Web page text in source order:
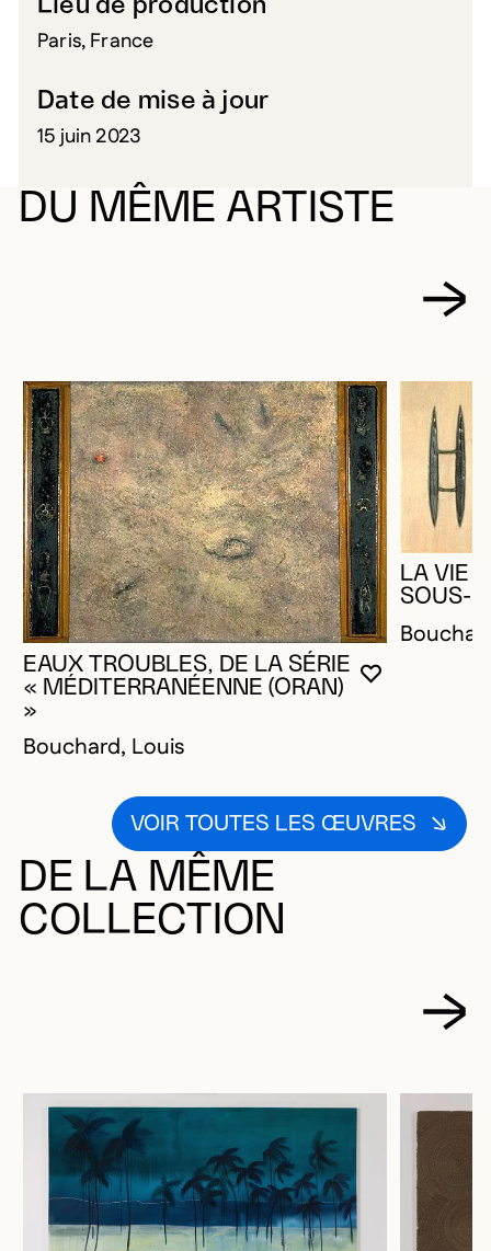
Lieu de production
Paris, France
Date de mise à jour
15 juin 2023
DU MÊME ARTISTE
VOUS
FERMER
OUVRIR LA
EAUX TROUBLES, DE LA SÉRIE
« MÉDITERRANÉENNE (ORAN)
»
Bouchard, Louis
LA VIE
SOUS-
VOIR TOUTES LES ŒUVRES
DE LA MÊME
COLLECTION